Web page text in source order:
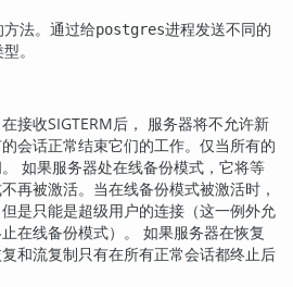
法。通过给postgres进程发送不同的
。
接收SIGTERM后， 服务器将不允许新
会话正常结束它们的工作。仅当所有的
如果服务器处在线备份模式，它将等
再被激活。当在线备份模式被激活时，
是只能是超级用户的连接（这一例外允
在线备份模式）。 如果服务器在恢复
和流复制只有在所有正常会话都终止后